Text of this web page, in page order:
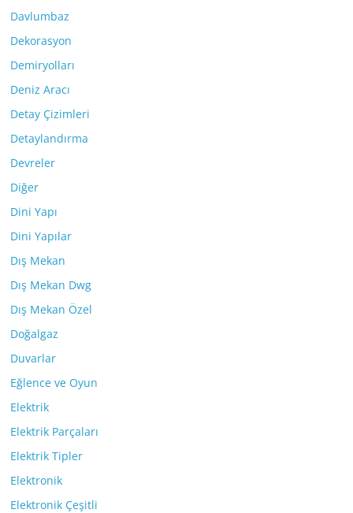
Davlumbaz
Dekorasyon
Demiryolları
Deniz Aracı
Detay Çizimleri
Detaylandırma
Devreler
Diğer
Dini Yapı
Dini Yapılar
Dış Mekan
Dış Mekan Dwg
Dış Mekan Özel
Doğalgaz
Duvarlar
Eğlence ve Oyun
Elektrik
Elektrik Parçaları
Elektrik Tipler
Elektronik
Elektronik Çeşitli